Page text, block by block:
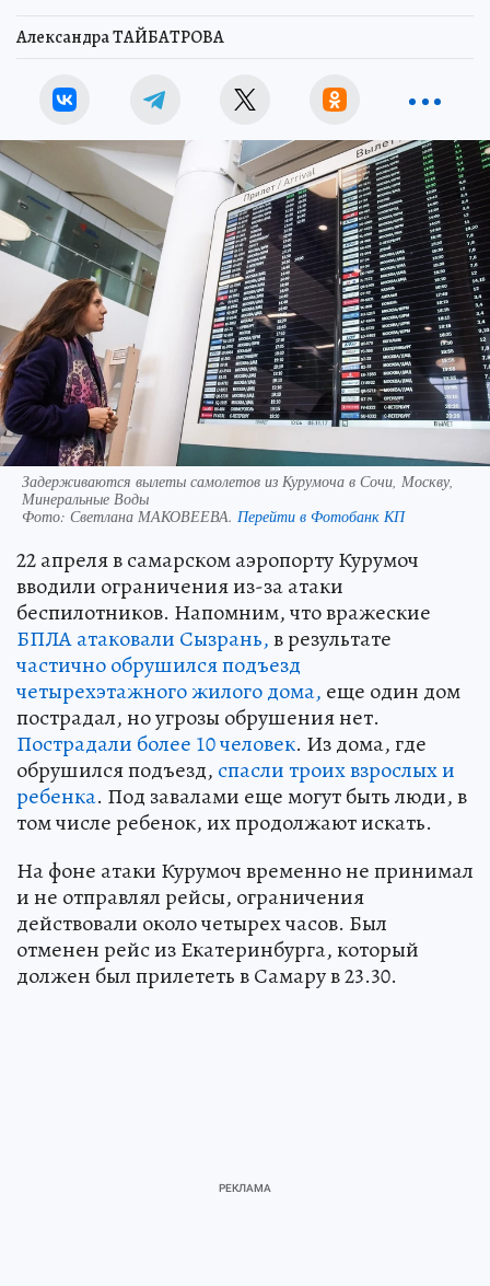
Александра ТАЙБАТРОВА
Задерживаются вылеты самолетов из Курумоча в Сочи, Москву,
Минеральные Воды
Фото: Светлана МАКОВЕЕВА. Перейти в Фотобанк КП
22 апреля в самарском аэропорту Курумоч
вводили ограничения из-за атаки
беспилотников. Напомним, что вражеские
БПЛА атаковали Сызрань,в результате
частично обрушился подъезд
четырехэтажного жилого дома, еще один дом
пострадал, но угрозы обрушения нет.
Пострадали более 10 человек. Из дома, где
обрушился подъезд, спасли троих взрослых и
ребенка. Под завалами еще могут быть люди, в
том числе ребенок, их продолжают искать.
На фоне атаки Курумоч временно не принимал
и не отправлял рейсы, ограничения
действовали около четырех часов. Был
отменен рейс из Екатеринбурга, который
должен был прилететь в Самару в 23.30.